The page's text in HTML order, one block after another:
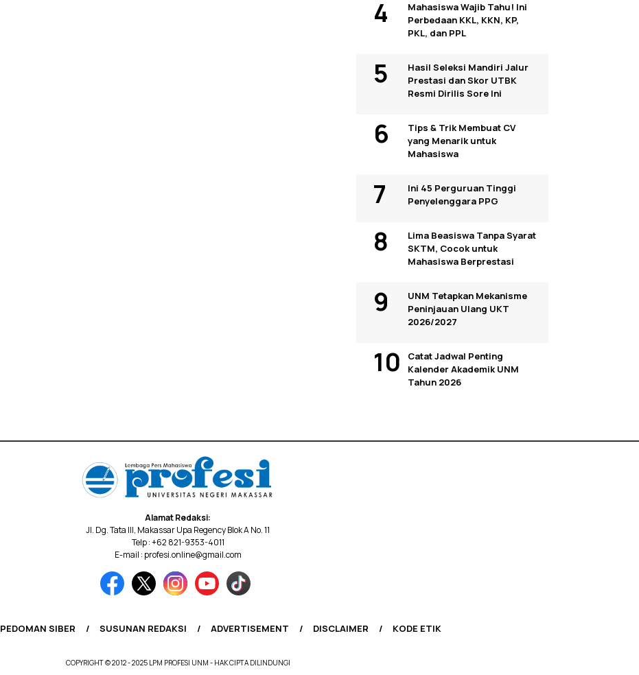
Mahasiswa Wajib Tahu! Ini
Perbedaan KKL, KKN, KP,
PKL, dan PPL
Hasil Seleksi Mandiri Jalur
Prestasi dan Skor UTBK
Resmi Dirilis Sore Ini
Tips & Trik Membuat CV
yang Menarik untuk
Mahasiswa
Ini 45 Perguruan Tinggi
Penyelenggara PPG
Lima Beasiswa Tanpa Syarat
SKTM, Cocok untuk
Mahasiswa Berprestasi
UNM Tetapkan Mekanisme
Peninjauan Ulang UKT
2026/2027
Catat Jadwal Penting
Kalender Akademik UNM
Tahun 2026
Alamat Redaksi:
Jl. Dg. Tata III, Makassar Upa Regency Blok A No. 11
Telp : +62 821-9353-4011
E-mail : profesi.online@gmail.com
PEDOMAN SIBER SUSUNAN REDAKSI ADVERTISEMENT DISCLAIMER KODE ETIK
COPYRIGHT © 2012 - 2025 LPM PROFESI UNM - HAK CIPTA DILINDUNGI